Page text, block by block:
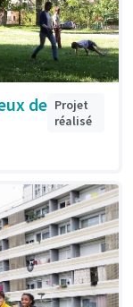
de Projet
réalisé